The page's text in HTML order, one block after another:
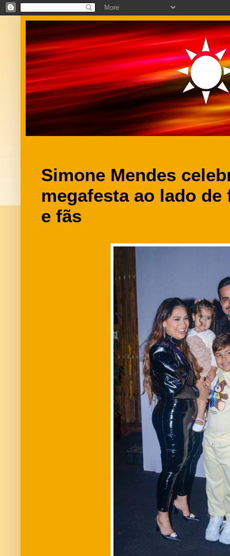
Simone Mendes
megafesta ao lado
e fãs